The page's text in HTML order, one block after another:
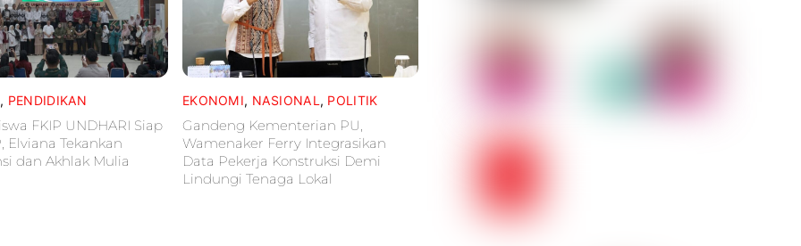
, PENDIDIKAN
FKIP UNDHARI Siap
Elviana Tekankan
dan Akhlak Mulia
EKONOMI, NASIONAL , POLITIK
Gandeng Kementerian PU,
Wamenaker Ferry Integrasikan
Data Pekerja Konstruksi Demi
Lindungi Tenaga Lokal